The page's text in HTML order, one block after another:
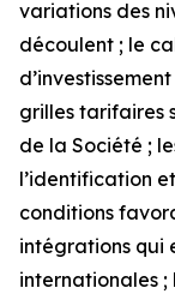
variations des
découlent ; le
grilles tarifaires
de la Société ;
l’identification
conditions
intégrations qui
internationales ;